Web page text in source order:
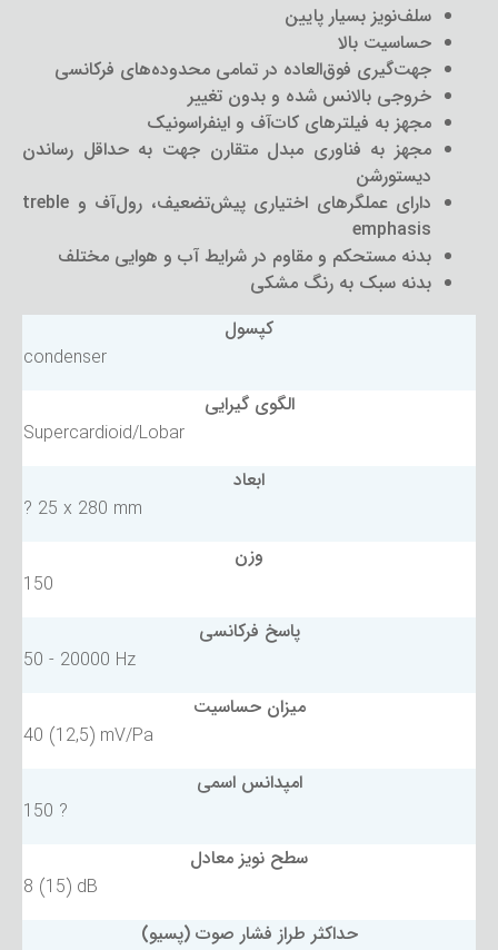
سلف‌نویز بسیار پایین
حساسیت بالا
جهت‌گیری فوق‌العاده در تمامی محدوده‌های فرکانسی
خروجی بالانس شده و بدون تغییر
مجهز به فیلترهای کات‌آف و اینفراسونیک
مجهز به فناوری مبدل متقارن جهت به حداقل رساندن
دیستورشن
دارای عملگرهای اختیاری پیش‌تضعیف، رول‌آف و treble
emphasis
بدنه مستحکم و مقاوم در شرایط آب و هوایی مختلف
بدنه سبک به رنگ مشکی
کپسول
condenser
الگوی گیرایی
Supercardioid/Lobar
ابعاد
? 25 x 280 mm
وزن
150
پاسخ فرکانسی
50 - 20000 Hz
میزان حساسیت
40 (12,5) mV/Pa
امپدانس اسمی
150 ?
سطح نویز معادل
8 (15) dB
حداکثر طراز فشار صوت (پسیو)